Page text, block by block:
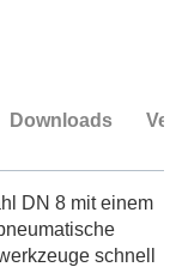
Downloads
DN 8 mit einem
schnell